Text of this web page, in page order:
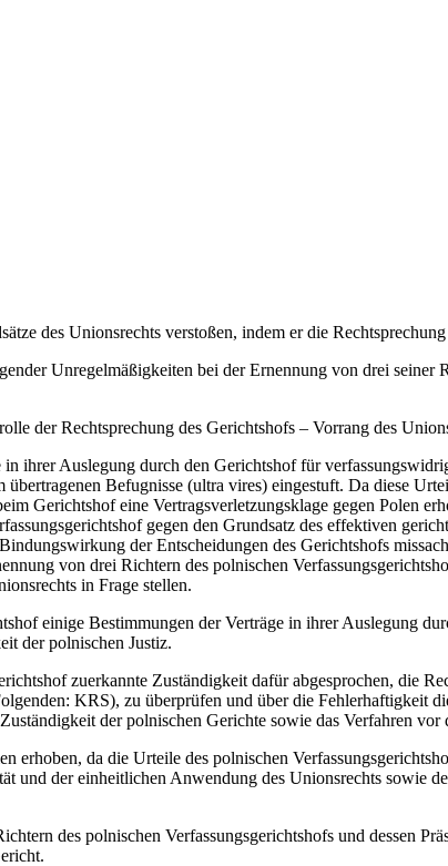
des Unionsrechts verstoßen, indem er die
Unregelmäßigkeiten bei der Ernennung von drei seiner
der Rechtsprechung des Gerichtshofs – Vorrang des
ihrer Auslegung durch den Gerichtshof für
Befugnisse (ultra vires) eingestuft. Da diese
Gerichtshof eine Vertragsverletzungsklage gegen Polen
gegen den Grundsatz des effektiven
der Entscheidungen des Gerichtshofs
von drei Richtern des polnischen
in Frage stellen.
einige Bestimmungen der Verträge in ihrer Auslegung
der polnischen Justiz.
zuerkannte Zuständigkeit dafür abgesprochen, die
KRS), zu überprüfen und über die Fehlerhaftigkeit
der polnischen Gerichte sowie das Verfahren vor
da die Urteile des polnischen
und der einheitlichen Anwendung des Unionsrechts sowie
des polnischen Verfassungsgerichtshofs und dessen